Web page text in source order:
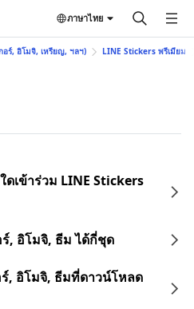
ภาษาไทย
ร์, อิโมจิ, เหรียญ, ฯลฯ) LINE Stickers พรีเมียม
เข้าร่วม LINE Stickers
, อิโมจิ, ธีม ได้กี่ชุด
, อิโมจิ, ธีมที่ดาวน์โหลด